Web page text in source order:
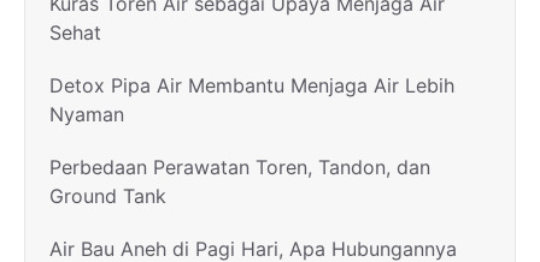
Sehat
Detox Pipa Air Membantu Menjaga Air Lebih
Nyaman
Perbedaan Perawatan Toren, Tandon, dan
Ground Tank
Air Bau Aneh di Pagi Hari, Apa Hubungannya